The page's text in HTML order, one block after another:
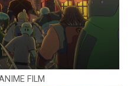
FILM